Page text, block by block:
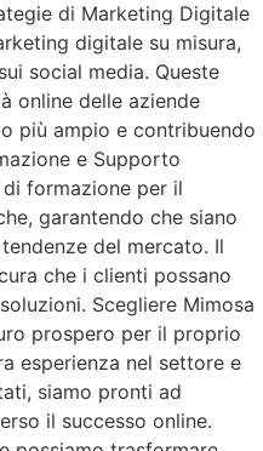
di Marketing Digitale
digitale su misura,
social media. Queste
online delle aziende
più ampio e contribuendo
e Supporto
formazione per il
garantendo che siano
del mercato. Il
che i clienti possano
Scegliere Mimosa
prospero per il proprio
esperienza nel settore e
siamo pronti ad
il successo online.